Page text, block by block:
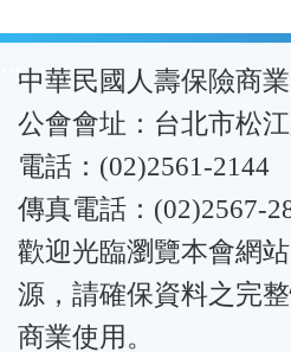
:::中華民國人壽保險商
公會會址：台北市松
電話：(02)2561-2144
傳真電話：(02)2567-
歡迎光臨瀏覽本會網
源，請確保資料之完
商業使用。